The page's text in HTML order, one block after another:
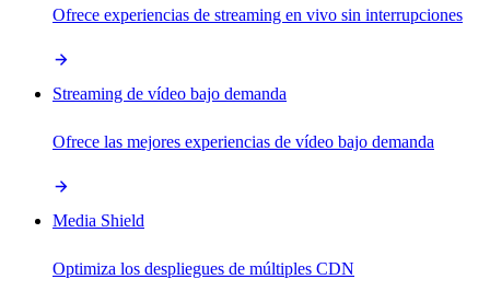
Ofrece experiencias de streaming en vivo sin interrupciones
Streaming de vídeo bajo demanda
Ofrece las mejores experiencias de vídeo bajo demanda
Media Shield
Optimiza los despliegues de múltiples CDN